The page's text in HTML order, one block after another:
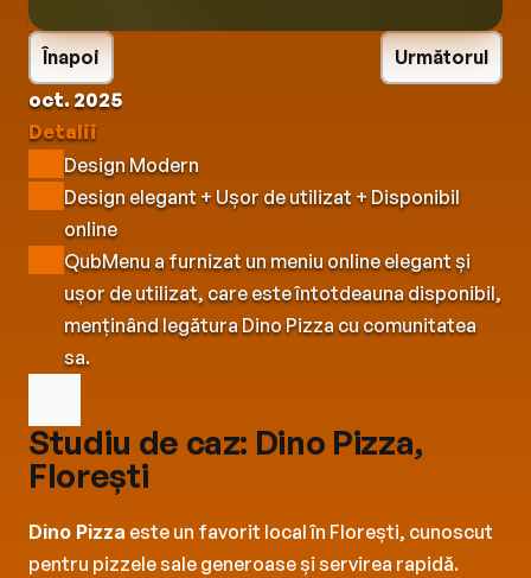
Detalii
oct. 2025
Design Modern
Design elegant + Ușor de utilizat + Disponibil
online
QubMenu a furnizat un meniu online elegant și
ușor de utilizat, care este întotdeauna disponibil,
menținând legătura Dino Pizza cu comunitatea
sa.
Studiu de caz: Dino Pizza,
Florești
Dino Pizza este un favorit local în Florești, cunoscut
pentru pizzele sale generoase și servirea rapidă.
Înapoi Următorul